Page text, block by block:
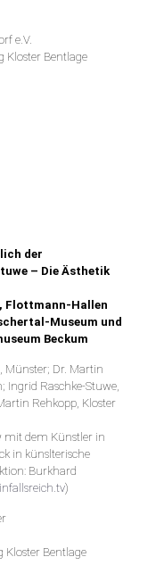
e.V.
Kloster Bentlage
der
– Die Ästhetik
Flottmann-Hallen
Museum und
Beckum
Münster; Dr. Martin
Ingrid Raschke-Stuwe,
Rehkopp, Kloster
mit dem Künstler in
in künslterische
Burkhard
)
Kloster Bentlage